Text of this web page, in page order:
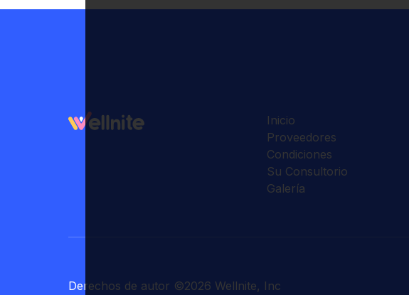
Inicio
Proveedores
Condiciones
Su Consultorio
Galería
Derechos de autor ©2026 Wellnite, Inc